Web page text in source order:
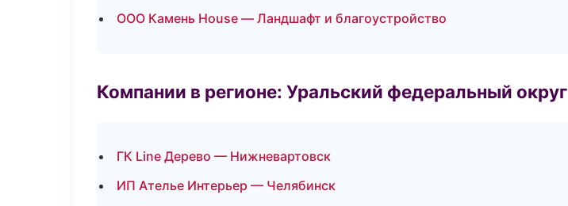
ООО Камень House — Ландшафт и благоустройство
Компании в регионе: Уральский федеральный округ
ГК Line Дерево — Нижневартовск
ИП Ателье Интерьер — Челябинск